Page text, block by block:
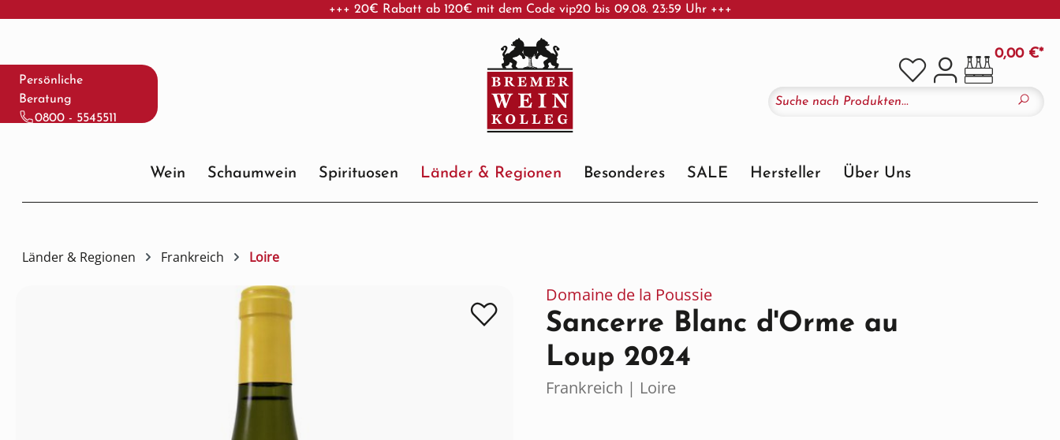
Hauptinhalt springen
Zur Suche springen
Zur Hauptnavigation springen
Persönliche
Beratung
0800 - 5545511
+++ 20€ Rabatt ab 120€ mit dem Code vip20 bis 09.08. 23:59 Uhr +++
0,00 €*
Wein Schaumwein Spirituosen Länder & Regionen Besonderes SALE Hersteller Über Uns
Länder & Regionen Frankreich Loire
Domaine de la Poussie
Sancerre Blanc d'Orme au
Loup 2024
Frankreich | Loire